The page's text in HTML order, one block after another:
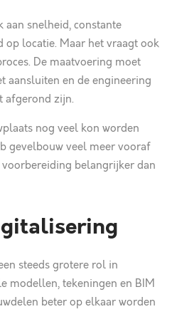
aan snelheid, constante
op locatie. Maar het vraagt ook
De maatvoering moet
aansluiten en de engineering
afgerond zijn.
nog veel kon worden
gevelbouw veel meer vooraf
voorbereiding belangrijker dan
steeds grotere rol in
modellen, tekeningen en BIM
beter op elkaar worden